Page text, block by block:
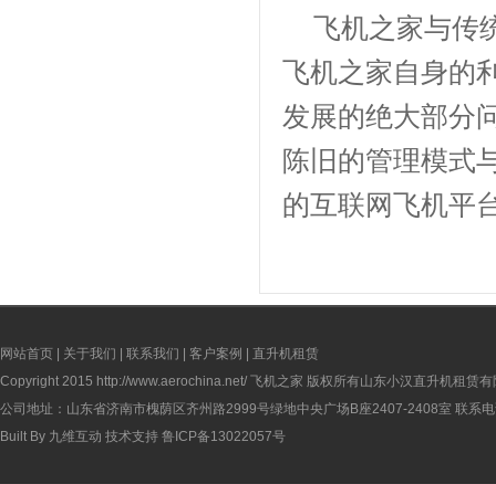
飞机之家与传
飞机之家自身的
发展的绝大部分
陈旧的管理模式
的互联网飞机平
网站首页 关于我们 联系我们 客户案例
直升机租赁
Copyright 2015 http://www.aerochina.net/ 飞机之家 版权所有山东小汉直升机租赁有
公司地址：山东省济南市槐荫区齐州路2999号绿地中央广场B座2407-2408室 联系
Built By 九维互动 技术支持 鲁ICP备13022057号